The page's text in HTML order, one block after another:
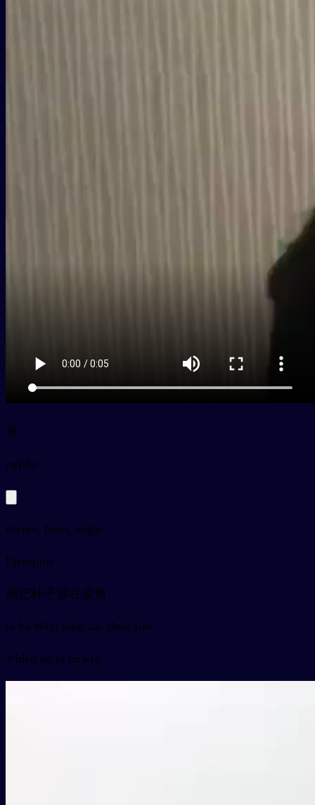
角
pyjiǎo
corner, horn, angle
Ejemplos
他把杯子放在桌角
tā bǎ bēizi fàng zài zhuō jiǎo
Vídeo de la tarjeta